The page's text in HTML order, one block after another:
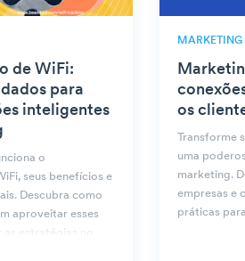
de WiFi:
para
inteligentes
o
seus benefícios e
Descubra como
aproveitar esses
as estratégias no
MARKETING
os
Transforme
uma
marketing.
empresas e
práticas